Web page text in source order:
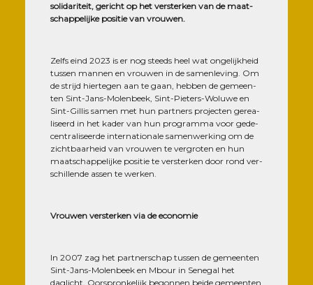
soli­da­ri­teit, gericht op het vers­ter­ken van de maat­
schap­pe­lijke posi­tie van vrouwen.
Zelfs eind 2023 is er nog steeds heel wat onge­lij­kheid
tus­sen man­nen en vrou­wen in de samen­le­ving. Om
de stri­jd hier­te­gen aan te gaan, heb­ben de gemeen­
ten Sint-Jans-Molen­beek, Sint-Pie­ters-Woluwe en
Sint-Gil­lis samen met hun part­ners pro­jec­ten gerea­
li­seerd in het kader van hun pro­gram­ma voor gede­
cen­tra­li­seerde inter­na­tio­nale samen­wer­king om de
zicht­baa­rheid van vrou­wen te ver­gro­ten en hun
maat­schap­pe­lijke posi­tie te vers­ter­ken door rond ver­
schil­lende assen te werken.
Vrou­wen vers­ter­ken via de economie
In 2007 zag het part­ner­schap tus­sen de gemeen­ten
Sint-Jans-Molen­beek en Mbour in Sene­gal het
daglicht. Oors­pron­ke­lijk begon­nen beide gemeen­ten